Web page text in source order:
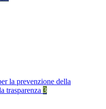
la prevenzione della
trasparenza 3